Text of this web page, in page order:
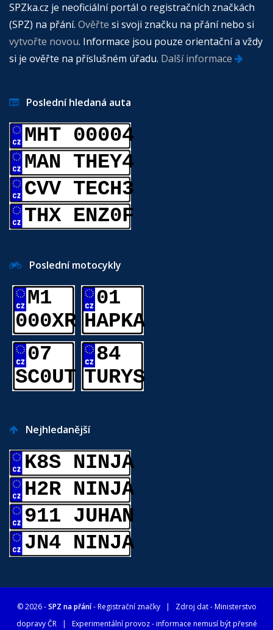
SPZka.cz je neoficiální portál o registračních značkách
(SPZ) na přání. Ověřte si svoji značku na přání nebo si
vytvořte novou. Informace jsou pouze orientační a vždy
si je ověřte na příslušném úřadu. Další informace
Poslední hledaná auta
MHT 00004
MAN THEY4
CVV TECH3
THX ENZ0F
Poslední motocykly
M1
000XR
01
HAPKA
07
SC0UT
84
TURYS
Nejhledanější
K8S NINJA
H2R NINJA
911 JUHAN
JN4 NINJA
© 2026 -SPZ na přání- Registrační značky| Zdroj dat -Ministerstvo
dopravy ČR| Experimentální provoz - informace nemusí být přesné